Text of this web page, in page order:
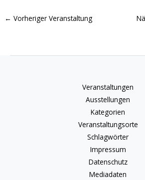
← Vorheriger Veranstaltung
Veranstaltungen
Ausstellungen
Kategorien
Veranstaltungsorte
Schlagwörter
Impressum
Datenschutz
Mediadaten